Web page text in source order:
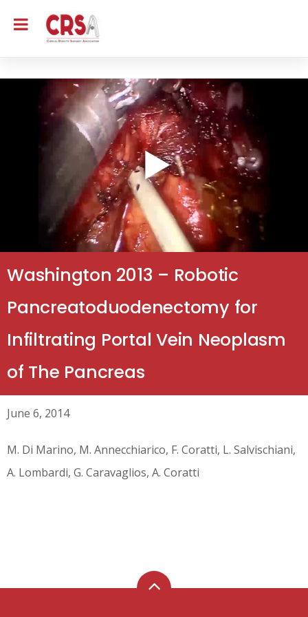
Washington 2013 – Robotic
Pancreatoduodenectomy for
Infiltrating Portal Vein Neoplasm
of The Pancreas
June 6, 2014
M. Di Marino, M. Annecchiarico, F. Coratti, L. Salvischiani,
A. Lombardi, G. Caravaglios, A. Coratti